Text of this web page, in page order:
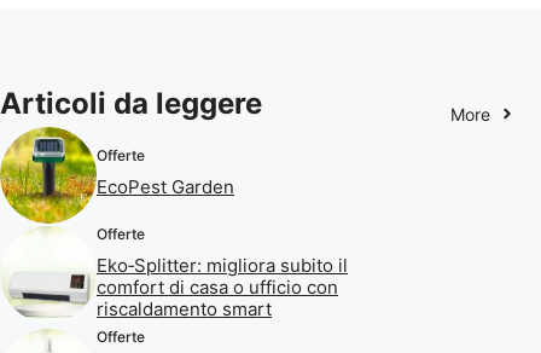
Articoli da leggere More
Offerte
EcoPest Garden
Offerte
Eko‑Splitter: migliora subito il
comfort di casa o ufficio con
riscaldamento smart
Offerte